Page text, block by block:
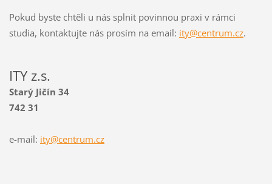
Pokud byste chtěli u nás splnit povinnou praxi v rámci
studia, kontaktujte nás prosím na email: ity@centrum.cz.
ITY z.s.
Starý Jičín 34
742 31
e-mail: ity@centrum.cz